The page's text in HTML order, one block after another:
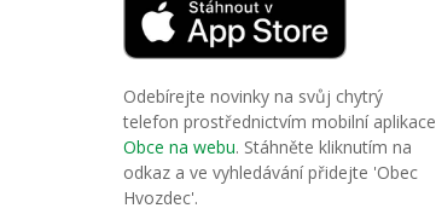
Odebírejte novinky na svůj chytrý
telefon prostřednictvím mobilní aplikace
Obce na webu. Stáhněte kliknutím na
odkaz a ve vyhledávání přidejte 'Obec
Hvozdec'.